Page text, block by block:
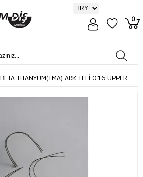
0
BETA TİTANYUM(TMA) ARK TELİ 0.16 UPPER